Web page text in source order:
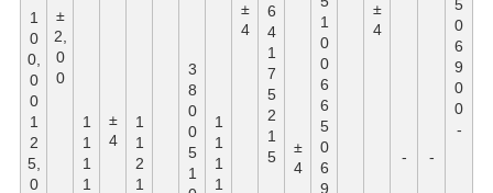
5
0
6
9
0
0
-
6
4
1
7
5
2
1
5
1
0
0
6
6
5
0
6
9
±
2,
0
0
±
4
±
4
±
4
- -
1
0
0,
0
0
1
2
5,
0
1
1
1
1
±
4
1
1
2
1
3
8
0
0
5
1
1
1
1
1